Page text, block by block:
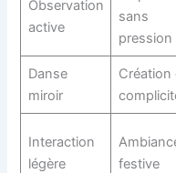
Observation
active
sans
pression
Danse
miroir
Création
Interaction
légère
festive